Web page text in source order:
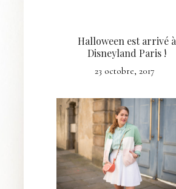
Halloween est arrivé à
Disneyland Paris !
23 octobre, 2017